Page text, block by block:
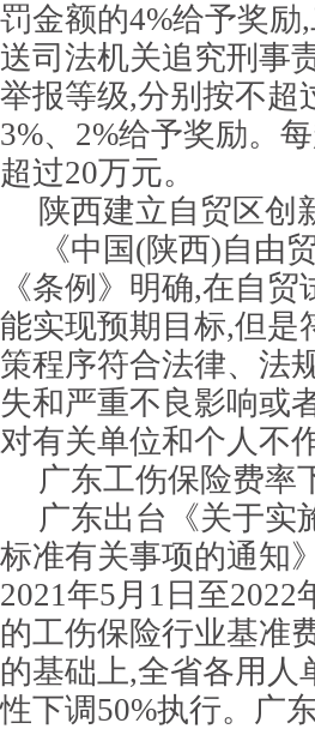
罚金额的4%给予奖励
送司法机关追究刑事
举报等级,分别按不超
3%、2%给予奖励。
超过20万元。
陕西建立自贸区创
《中国(陕西)自由
《条例》明确,在自
能实现预期目标,但是
策程序符合法律、法
失和严重不良影响或
对有关单位和个人不
广东工伤保险费率
广东出台《关于实
标准有关事项的通知
2021年5月1日至
的工伤保险行业基准
的基础上,全省各用人
性下调50%执行。广